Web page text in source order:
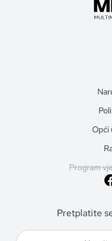
Opći
Program
Pretplatite